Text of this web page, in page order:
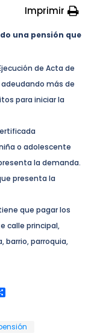
Imprimir
una pensión que
de Acta de
más de
para iniciar la
o adolescente
la demanda.
presenta la
que pagar los
calle principal,
barrio, parroquia,